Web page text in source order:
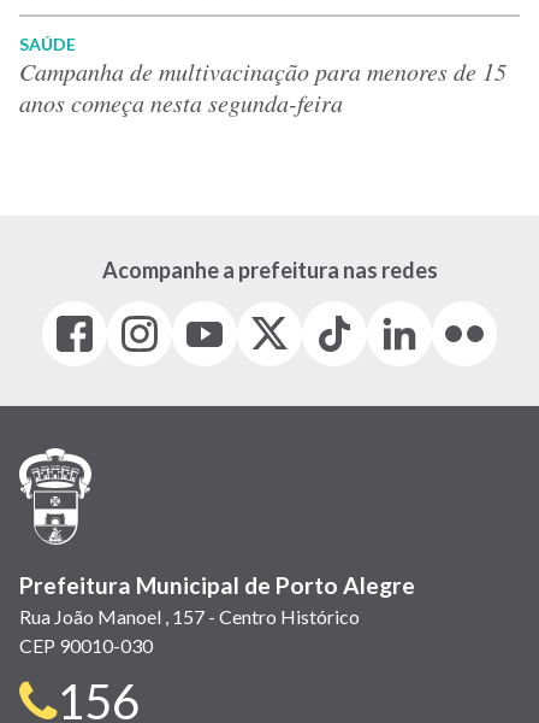
SAÚDE
Campanha de multivacinação para menores de 15
anos começa nesta segunda-feira
Acompanhe a prefeitura nas redes
Facebook
(link
em
janela)
Instagram
(link
em
(link
em
(Antigo
(link
Tiktok
(link
em
LinkedIn
(link
em
(link
em
Prefeitura Municipal de Porto Alegre
Rua João Manoel , 157 - Centro Histórico
CEP 90010-030
Telefone
156